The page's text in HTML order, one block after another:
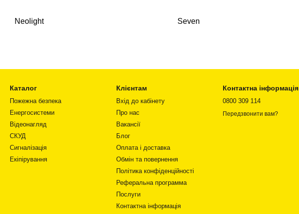
Neolight Seven
Каталог
Пожежна безпека
Енергосистеми
Відеонагляд
СКУД
Сигналізація
Екіпірування
Клієнтам
Вхід до кабінету
Про нас
Вакансії
Блог
Оплата і доставка
Обмін та повернення
Політика конфіденційності
Реферальна программа
Послуги
Контактна інформація
Контактна інформація
0800 309 114
Передзвонити вам?